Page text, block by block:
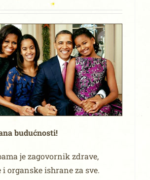
budućnosti!
je zagovornik zdrave,
organske ishrane za sve.